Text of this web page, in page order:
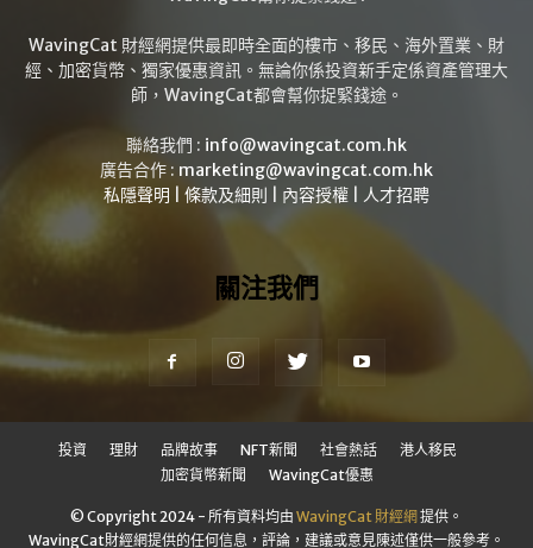
WavingCat 財經網提供最即時全面的樓市、移民、海外置業、財
經、加密貨幣、獨家優惠資訊。無論你係投資新手定係資產管理大
師，WavingCat都會幫你捉緊錢途。
聯絡我們 : info@wavingcat.com.hk
廣告合作 : marketing@wavingcat.com.hk
私隱聲明
條款及細則 內容授權 人才招聘
關注我們
投資 理財 品牌故事 NFT新聞 社會熱話
港人移民
加密貨幣新聞
WavingCat優惠
© Copyright 2024 - 所有資料均由 WavingCat 財經網提供。
WavingCat財經網提供的任何信息，評論，建議或意見陳述僅供一般參考。